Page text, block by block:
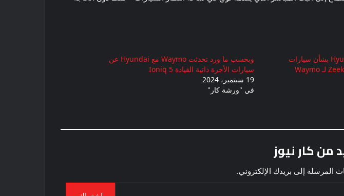
Waymo تجري محادثات مع Hyundai بشأن سيارات
الأجرة ذاتية القيادة؛ الشراكة مع Zeekr لـ Waymo
وبحسب ما ورد تحدثت Waymo مع Hyundai عن
سيارات الأجرة ذاتية القيادة Ioniq 5
19 سبتمبر، 2024
في "ورشة كار"
من كار نيوز
إلى بريدك الإلكتروني.